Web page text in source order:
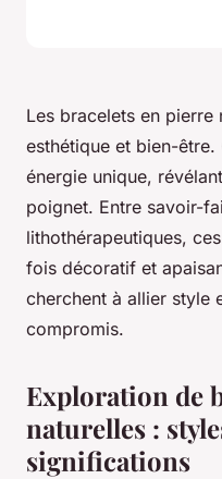
Les bracelets en pierre
esthétique et bien-
énergie unique,
poignet. Entre savoir-
lithothérapeutiques,
fois décoratif et
cherchent à allier style
compromis.
Exploration de
naturelles :
significations